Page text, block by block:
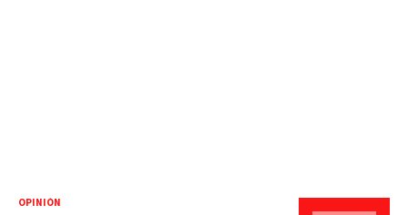
OPINIÓN